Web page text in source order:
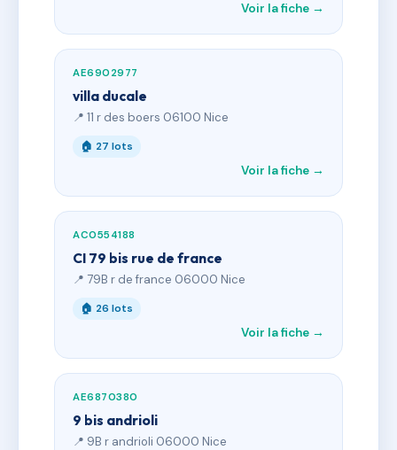
Voir la fiche →
AE6902977
villa ducale
📍 11 r des boers 06100 Nice
🏠 27 lots
Voir la fiche →
AC0554188
CI 79 bis rue de france
📍 79B r de france 06000 Nice
🏠 26 lots
Voir la fiche →
AE6870380
9 bis andrioli
📍 9B r andrioli 06000 Nice